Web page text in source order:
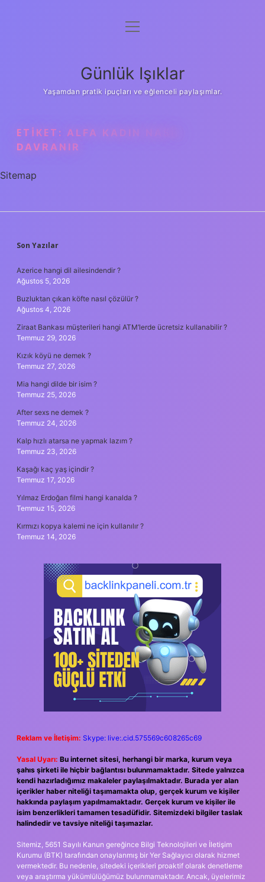
Anasayfa
Yasal Uyarı
menüyü
Günlük Işıklar
Yaşamdan pratik ipuçları ve eğlenceli paylaşımlar.
ETIKET: ALFA KADIN NASIL
DAVRANIR
Sitemap
SIDEBAR
Son Yazılar
Azerice hangi dil ailesindendir ?
Ağustos 5, 2026
Buzluktan çıkan köfte nasıl çözülür ?
Ağustos 4, 2026
Ziraat Bankası müşterileri hangi ATM’lerde ücretsiz kullanabilir ?
Temmuz 29, 2026
Kızık köyü ne demek ?
Temmuz 27, 2026
Mia hangi dilde bir isim ?
Temmuz 25, 2026
After sexs ne demek ?
Temmuz 24, 2026
Kalp hızlı atarsa ne yapmak lazım ?
Temmuz 23, 2026
Kaşağı kaç yaş içindir ?
Temmuz 17, 2026
Yılmaz Erdoğan filmi hangi kanalda ?
Temmuz 15, 2026
Kırmızı kopya kalemi ne için kullanılır ?
Temmuz 14, 2026
Reklam ve İletişim: Skype: live:.cid.575569c608265c69
Yasal Uyarı: Bu internet sitesi, herhangi bir marka, kurum veya
şahıs şirketi ile hiçbir bağlantısı bulunmamaktadır. Sitede yalnızca
kendi hazırladığımız makaleler paylaşılmaktadır. Burada yer alan
içerikler haber niteliği taşımamakta olup, gerçek kurum ve kişiler
hakkında paylaşım yapılmamaktadır. Gerçek kurum ve kişiler ile
isim benzerlikleri tamamen tesadüfidir. Sitemizdeki bilgiler taslak
halindedir ve tavsiye niteliği taşımazlar.
Sitemiz, 5651 Sayılı Kanun gereğince Bilgi Teknolojileri ve İletişim
Kurumu (BTK) tarafından onaylanmış bir Yer Sağlayıcı olarak hizmet
vermektedir. Bu nedenle, sitedeki içerikleri proaktif olarak denetleme
veya araştırma yükümlülüğümüz bulunmamaktadır. Ancak, üyelerimiz